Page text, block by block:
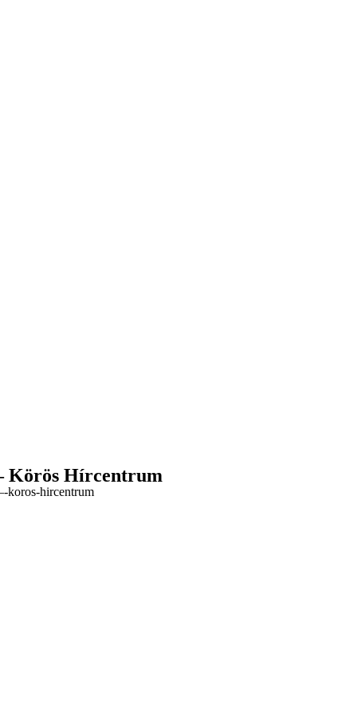
Körös Hírcentrum